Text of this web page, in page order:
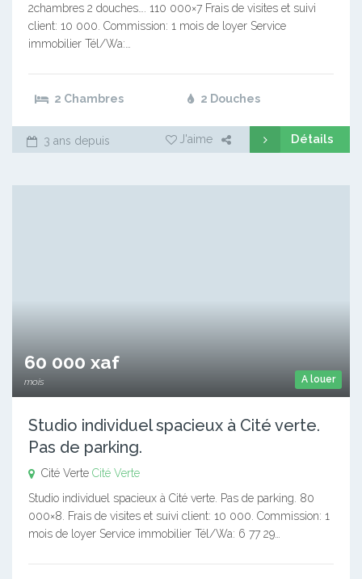
2chambres 2 douches…. 110 000×7 Frais de visites et suivi
client: 10 000. Commission: 1 mois de loyer Service
immobilier Tél/Wa:…
2 Chambres 2 Douches
3 ans depuis J'aime Détails
A louer
60 000 xaf
mois
Studio individuel spacieux à Cité verte.
Pas de parking.
Cité Verte Cité Verte
Studio individuel spacieux à Cité verte. Pas de parking. 80
000×8. Frais de visites et suivi client: 10 000. Commission: 1
mois de loyer Service immobilier Tél/Wa: 6 77 29…